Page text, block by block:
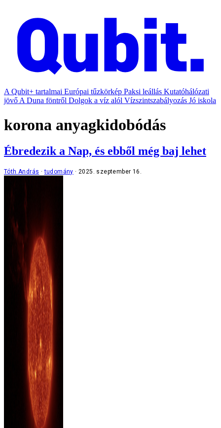
A Qubit+ tartalmai Európai tűzkörkép Paksi leállás Kutatóhálózati
jövő A Duna föntről Dolgok a víz alól Vízszintszabályozás Jó iskola
korona anyagkidobódás
Ébredezik a Nap, és ebből még baj lehet
Tóth András tudomány 2025. szeptember 16.